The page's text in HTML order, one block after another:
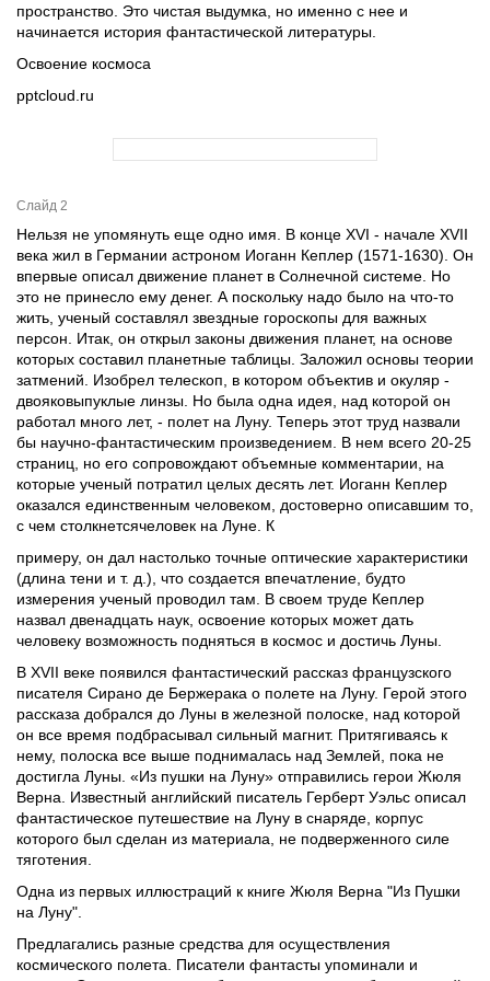
пространство. Это чистая выдумка, но именно с нее и
начинается история фантастической литературы.
Освоение космоса
pptcloud.ru
Слайд 2
Нельзя не упомянуть еще одно имя. В конце XVI - начале XVII
века жил в Германии астроном Иоганн Кеплер (1571-1630). Он
впервые описал движение планет в Солнечной системе. Но
это не принесло ему денег. А поскольку надо было на что-то
жить, ученый составлял звездные гороскопы для важных
персон. Итак, он открыл законы движения планет, на основе
которых составил планетные таблицы. Заложил основы теории
затмений. Изобрел телескоп, в котором объектив и окуляр -
двояковыпуклые линзы. Но была одна идея, над которой он
работал много лет, - полет на Луну. Теперь этот труд назвали
бы научно-фантастическим произведением. В нем всего 20-25
страниц, но его сопровождают объемные комментарии, на
которые ученый потратил целых десять лет. Иоганн Кеплер
оказался единственным человеком, достоверно описавшим то,
с чем столкнетсячеловек на Луне. К
примеру, он дал настолько точные оптические характеристики
(длина тени и т. д.), что создается впечатление, будто
измерения ученый проводил там. В своем труде Кеплер
назвал двенадцать наук, освоение которых может дать
человеку возможность подняться в космос и достичь Луны.
В XVII веке появился фантастический рассказ французского
писателя Сирано де Бержерака о полете на Луну. Герой этого
рассказа добрался до Луны в железной полоске, над которой
он все время подбрасывал сильный магнит. Притягиваясь к
нему, полоска все выше поднималась над Землей, пока не
достигла Луны. «Из пушки на Луну» отправились герои Жюля
Верна. Известный английский писатель Герберт Уэльс описал
фантастическое путешествие на Луну в снаряде, корпус
которого был сделан из материала, не подверженного силе
тяготения.
Одна из первых иллюстраций к книге Жюля Верна "Из Пушки
на Луну".
Предлагались разные средства для осуществления
космического полета. Писатели фантасты упоминали и